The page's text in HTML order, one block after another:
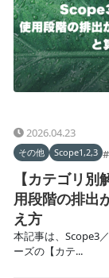
2026.04.23
その他 Scope1,2,3
【カテゴリ
用段階の排出
え方
本記事は、Scope3
ーズの【カテ...